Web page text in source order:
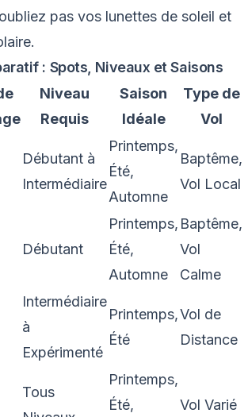
pas vos lunettes de soleil et
: Spots, Niveaux et Saisons
Niveau
Requis
Saison
Idéale
Type de
Vol
Débutant à
Intermédiaire
Printemps,
Été,
Automne
Baptême,
Vol Local
Débutant
Printemps,
Été,
Automne
Baptême,
Vol
Calme
Intermédiaire
à
Expérimenté
Printemps,
Été
Vol de
Distance
Tous
Printemps,
Été,
Vol Varié